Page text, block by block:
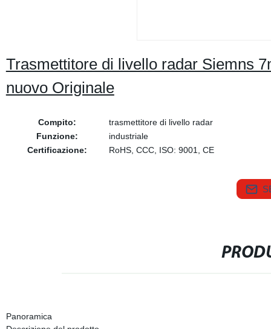
Trasmettitore di livello radar Siemns
nuovo Originale
Compito:
trasmettitore di livello radar
Funzione:
industriale
Certificazione:
RoHS, CCC, ISO: 9001, CE
Panoramica